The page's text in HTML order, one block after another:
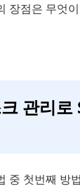
장점은 무엇
관리로
중 첫번째 방